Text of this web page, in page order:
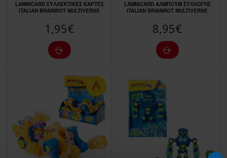
LAMNICARD ΣΥΛΛΕΚΤΙΚΕΣ ΚΑΡΤΕΣ
ITALIAN BRAINROT MULTIVERSE
1,95€
LAMNICARD ΑΛΜΠΟΥΜ ΣΥΛΛΟΓΗΣ
ITALIAN BRAINROT MULTIVERSE
8,95€